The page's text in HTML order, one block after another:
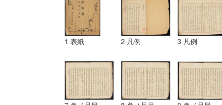
1 表紙 2 凡例 3 凡例